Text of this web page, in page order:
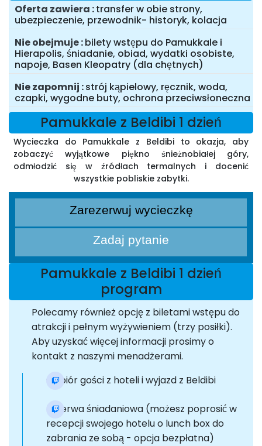
Oferta zawiera transfer w obie strony,
ubezpieczenie, przewodnik- historyk, kolacja
Nie obejmuje bilety wstępu do Pamukkale i
Hierapolis, śniadanie, obiad, wydatki osobiste,
napoje, Basen Kleopatry (dla chętnych)
Nie zapomnij strój kąpielowy, ręcznik, woda,
czapki, wygodne buty, ochrona przeciwsłoneczna
Pamukkale z Beldibi 1 dzień
Wycieczka do Pamukkale z Beldibi to okazja, aby
zobaczyć wyjątkowe piękno śnieżnobiałej góry,
odmłodzić się w źródłach termalnych i docenić
wszystkie pobliskie zabytki.
Zarezerwuj wycieczkę
Zadaj pytanie
Pamukkale z Beldibi 1 dzień
program
Polecamy również opcję z biletami wstępu do
atrakcji i pełnym wyżywieniem (trzy posiłki).
Aby uzyskać więcej informacji prosimy o
kontakt z naszymi menadżerami.
Odbiór gości z hoteli i wyjazd z Beldibi
Przerwa śniadaniowa (możesz poprosić w
recepcji swojego hotelu o lunch box do
zabrania ze sobą - opcja bezpłatna)